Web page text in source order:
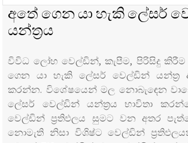
අතේ ගෙන යා හැකි ලේසර්
යන්ත්‍රය
විවිධ ලෝහ වෙල්ඩින්, කැපීම, පිරිසිදු කිරීම
ගෙන යා හැකි ලේසර් වෙල්ඩින් යන්ත්‍ර
කරන්න. විශේෂයෙන් මල නොබැඳෙන
ලේසර් වෙල්ඩින් යන්ත්‍රය භාවිතා
වෙල්ඩින් ප්‍රතිඵලය සුමට වන අතර
නොමැති නිසා විශිෂ්ට වෙල්ඩින්